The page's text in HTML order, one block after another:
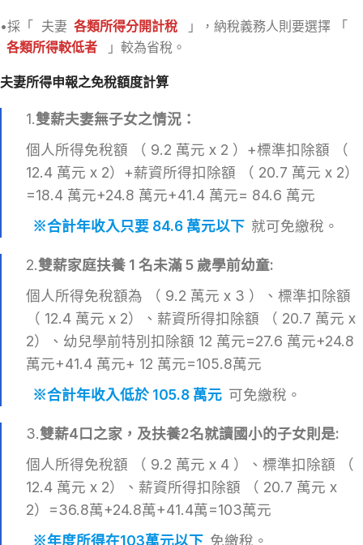
•採「 夫妻 各類所得分開計稅
」，納稅義務人則要選擇 「
各類所得較低者
」較為省稅。
夫妻所得申報之免稅額度計算
1.雙薪夫妻無子女之情況：
個人所得免稅額 （ 9.2 萬元 x 2 ）+標準扣除額 （
12.4 萬元 x 2）+薪資所得扣除額 （ 20.7 萬元 x 2）
=18.4 萬元+24.8 萬元+41.4 萬元= 84.6 萬元
※合計年收入只要 84.6 萬元以下 就可免繳稅。
2.雙薪家庭扶養 1 名未滿5 歲學前幼童:
個人所得免稅額為 （ 9.2 萬元 x 3 ）、標準扣除額
（ 12.4 萬元 x 2）、薪資所得扣除額 （ 20.7 萬元 x
2）、幼兒學前特別扣除額 12 萬元=27.6 萬元+24.8
萬元+41.4 萬元+ 12 萬元=105.8萬元
※合計年收入低於 105.8 萬元 可免繳稅。
3.雙薪4口之家，及扶養2名就讀國小的子女則是:
個人所得免稅額 （ 9.2 萬元 x 4 ）、標準扣除額 （
12.4 萬元 x 2）、薪資所得扣除額 （ 20.7 萬元 x
2）=36.8萬+24.8萬+41.4萬=103萬元
※年度所得在103萬元以下 免繳稅。